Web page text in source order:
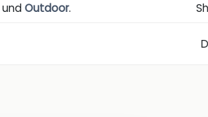
undOutdoor.